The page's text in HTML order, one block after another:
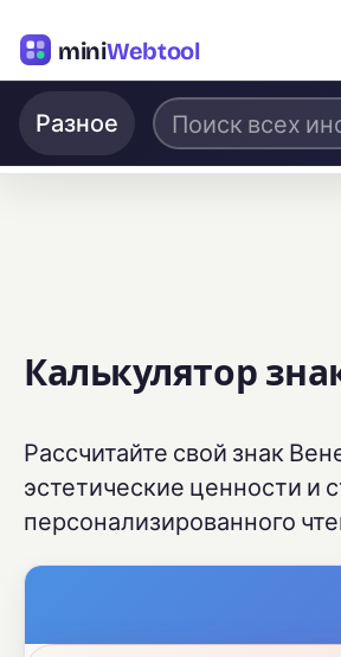
miniWebtool
Разное
Калькулятор
Рассчитайте свой знак
эстетические ценности и
персонализированного